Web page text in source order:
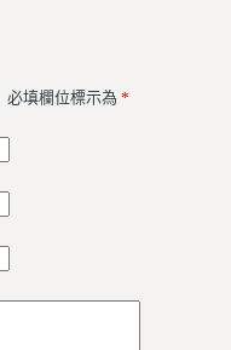
必填欄位標示為 *